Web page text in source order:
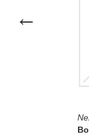
←
predchádzajúce dielo